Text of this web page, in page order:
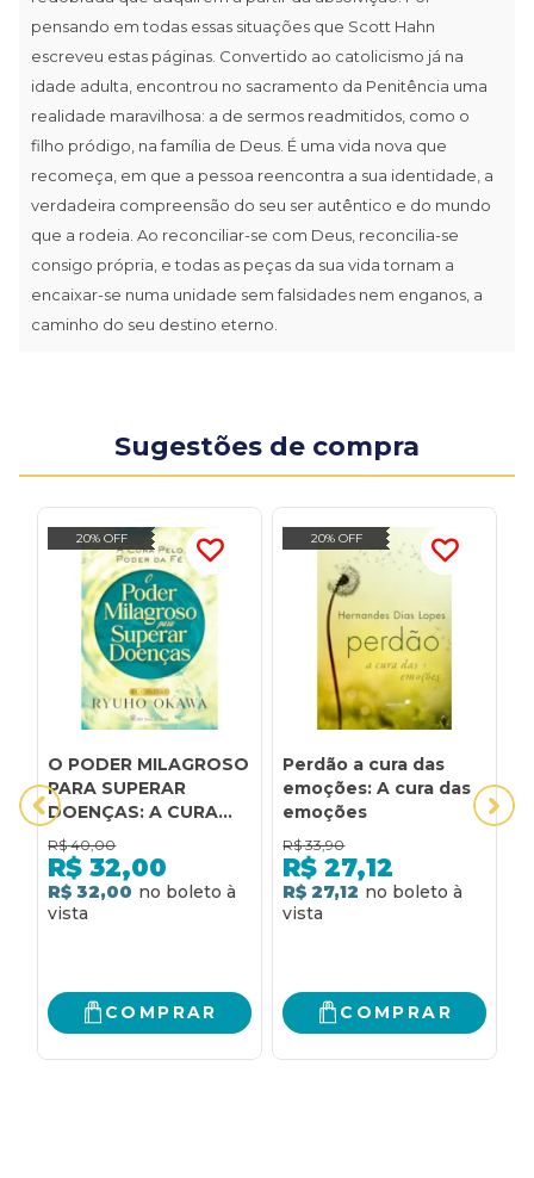
pensando em todas essas situações que Scott Hahn
escreveu estas páginas. Convertido ao catolicismo já na
idade adulta, encontrou no sacramento da Penitência uma
realidade maravilhosa: a de sermos readmitidos, como o
filho pródigo, na família de Deus. É uma vida nova que
recomeça, em que a pessoa reencontra a sua identidade, a
verdadeira compreensão do seu ser autêntico e do mundo
que a rodeia. Ao reconciliar-se com Deus, reconcilia-se
consigo própria, e todas as peças da sua vida tornam a
encaixar-se numa unidade sem falsidades nem enganos, a
caminho do seu destino eterno.
Sugestões de compra
20% OFF
O PODER MILAGROSO
PARA SUPERAR
DOENÇAS: A CURA
PELO PODER DA FÉ
R$ 40,00
R$ 32,00
R$ 32,00
COMPRAR
20% OFF
Perdão a cura das
emoções: A cura das
emoções
R$ 33,90
R$ 27,12
R$ 27,12
COMPRAR